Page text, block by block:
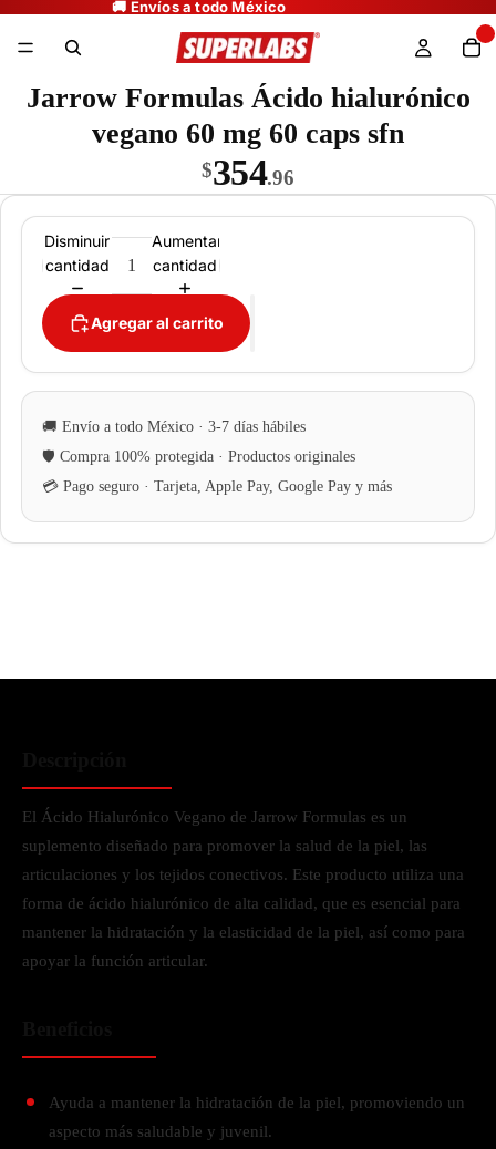
Jarrow Formulas Ácido hialurónico
vegano 60 mg 60 caps sfn
$354.96
Disminuir
cantidad
Aumentar
cantidad
Agregar al carrito
El Ácido Hialurónico Vegano de Jarrow Formulas es un
suplemento diseñado para promover la salud de la piel, las
articulaciones y los tejidos conectivos. Este producto utiliza una
forma de ácido hialurónico de alta calidad, que es esencial para
mantener la hidratación y la elasticidad de la piel, así como para
apoyar la función articular.
Ayuda a mantener la hidratación de la piel, promoviendo un
aspecto más saludable y juvenil.